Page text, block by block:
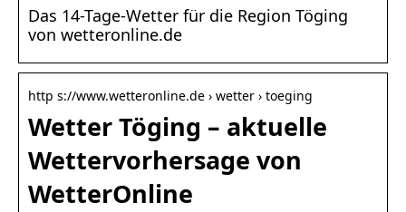
Das 14-Tage-Wetter für die Region Töging
von wetteronline.de
http s://www.wetteronline.de › wetter › toeging
Wetter Töging – aktuelle
Wettervorhersage von
WetterOnline